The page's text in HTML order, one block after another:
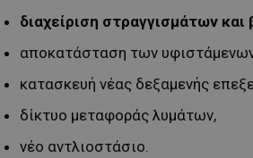
διαχείριση στραγγισμάτων και
αποκατάσταση των
κατασκευή νέας δεξαμενής
δίκτυο μεταφοράς λυμάτων,
νέο αντλιοστάσιο.